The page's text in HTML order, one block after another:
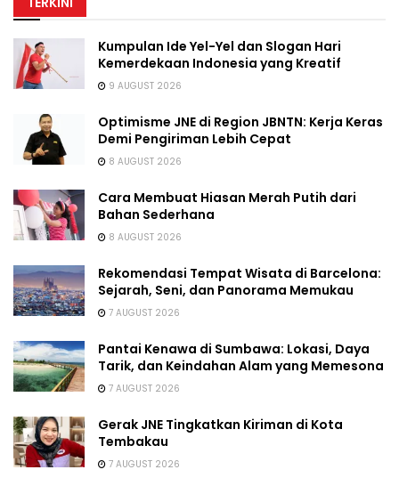
Kumpulan Ide Yel-Yel dan Slogan Hari
Kemerdekaan Indonesia yang Kreatif
9 AUGUST 2026
Optimisme JNE di Region JBNTN: Kerja Keras
Demi Pengiriman Lebih Cepat
8 AUGUST 2026
Cara Membuat Hiasan Merah Putih dari
Bahan Sederhana
8 AUGUST 2026
Rekomendasi Tempat Wisata di Barcelona:
Sejarah, Seni, dan Panorama Memukau
7 AUGUST 2026
Pantai Kenawa di Sumbawa: Lokasi, Daya
Tarik, dan Keindahan Alam yang Memesona
7 AUGUST 2026
Gerak JNE Tingkatkan Kiriman di Kota
Tembakau
7 AUGUST 2026